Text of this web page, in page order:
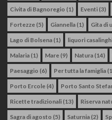
Civita di Bagnoregio (1) Eventi (3)
Fortezze (5) Giannella (1) Gita di
Lago di Bolsena (1) liquori
Malaria (1) Mare (9) Natura (14)
Paesaggio (6) Per tutta la famiglia
Porto Ercole (4) Porto Santo
Ricette tradizionali (13) Riserva
Sagra di agosto (5) Saturnia (2)